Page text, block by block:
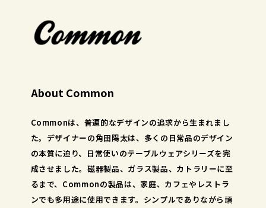
About Common
Commonは、普遍的なデザインの追求から生まれまし
た。デザイナーの角田陽太は、多くの日常品のデザイン
の本質に迫り、日常使いのテーブルウェアシリーズを完
成させました。磁器製品、ガラス製品、カトラリーに至
るまで、Commonの製品は、家庭、カフェやレストラ
ンでも多用途に使用できます。シンプルでありながら頑